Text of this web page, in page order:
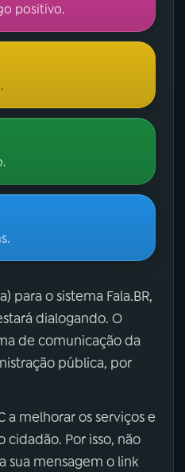
positivo.
para o sistema Fala.BR,
dialogando. O
de comunicação da
pública, por
a melhorar os serviços e
Por isso, não
sua mensagem o link